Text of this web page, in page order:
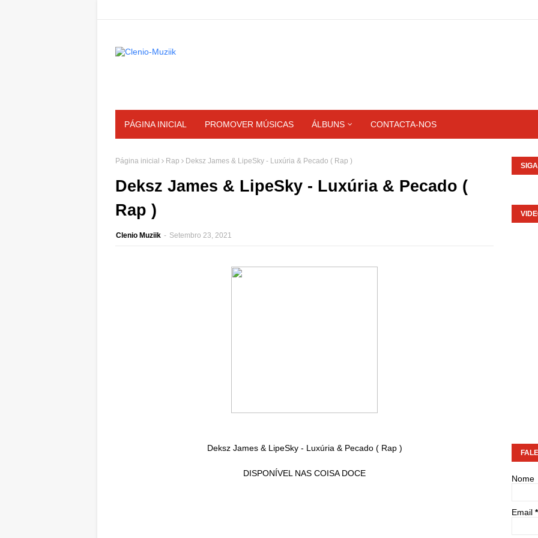
PÁGINA INICIAL PROMOVER MÚSICAS ÁLBUNS CONTACTA-NOS
Página inicial Rap Deksz James & LipeSky - Luxúria & Pecado ( Rap )
Deksz James & LipeSky - Luxúria & Pecado (
Rap )
Clenio Muziik - Setembro 23, 2021
Deksz James & LipeSky - Luxúria & Pecado ( Rap )
DISPONÍVEL NAS COISA DOCE
Nome
Email *